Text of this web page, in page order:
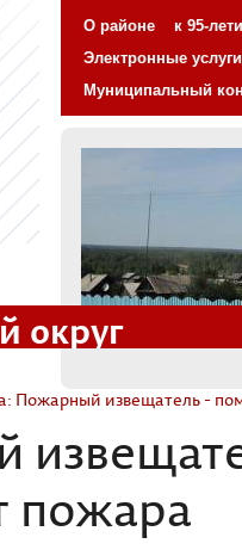
О районе к 95-
Электронные услуги
Муниципальный
округ
Пожарный извещатель -
пожара